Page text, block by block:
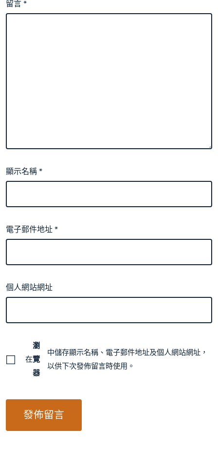
留言*
顯示名稱*
電子郵件地址*
個人網站網址
在
瀏
覽
器
中儲存顯示名稱、電子郵件地址及個人網站網址，
以供下次發佈留言時使用。